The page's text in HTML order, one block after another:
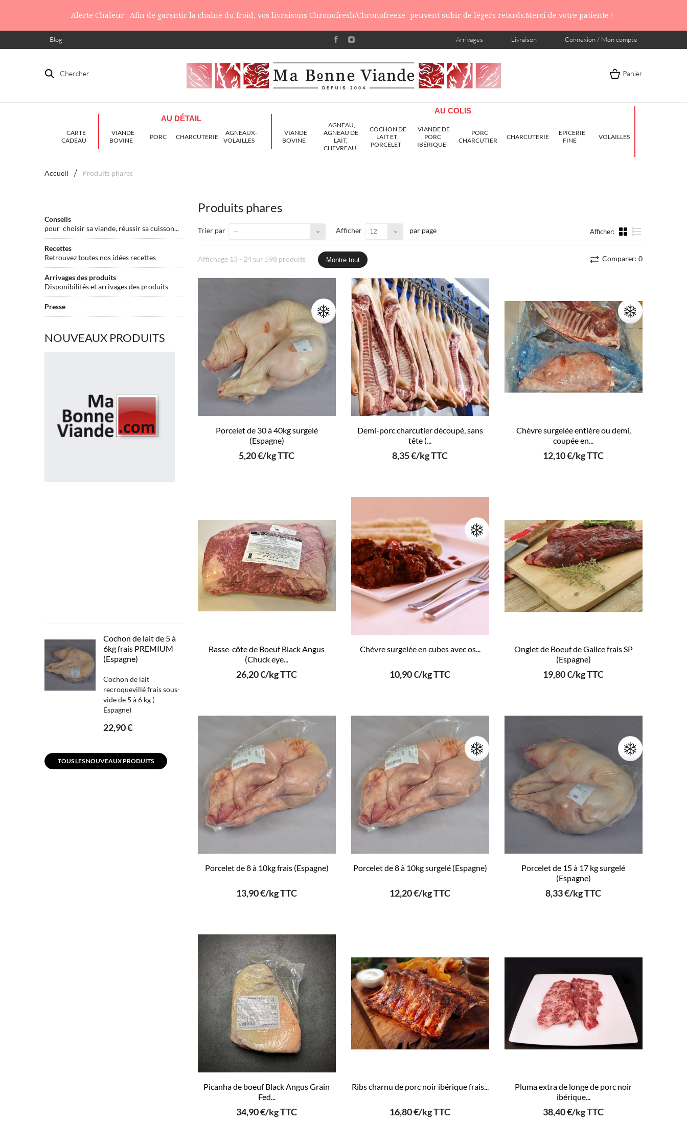
Alerte Chaleur : Afin de garantir la chaîne du froid, vos livraisons Chronofresh/Chronofreeze peuvent subir de légers retards.Merci de votre patiente !
Blog Connexion / Mon compte
Livraison
Arrivages
Chercher Panier
CARTE
CADEAU
AU DÉTAIL
VIANDE
BOVINE
PORC CHARCUTERIE
AGNEAUX-
VOLAILLES
AU COLIS
VIANDE
BOVINE
AGNEAU,
AGNEAU DE
LAIT,
CHEVREAU
COCHON DE
LAIT ET
PORCELET
VIANDE DE
PORC
IBÉRIQUE
PORC
CHARCUTIER
CHARCUTERIE
EPICERIE
FINE
VOLAILLES
Accueil Produits phares
Conseils
pour choisir sa viande, réussir sa cuisson...
Recettes
Retrouvez toutes nos idées recettes
Arrivages des produits
Disponibilités et arrivages des produits
Presse
NOUVEAUX PRODUITS
surgelé
55,90 €
Cochon de lait de 5 à
6kg frais PREMIUM
(Espagne)
Cochon de lait
recroquevillé frais sous-
vide de 5 à 6 kg (
Espagne)
22,90 €
TOUS LES NOUVEAUX PRODUITS
Produits phares
Afficher:
Trier par -- Afficher 12 par page
Comparer: 0
Affichage 13 - 24 sur 598 produits Montre tout
Porcelet de 30 à 40kg surgelé
(Espagne)
5,20 €/kg TTC
Demi-porc charcutier découpé, sans
tête (...
8,35 €/kg TTC
Chèvre surgelée entière ou demi,
coupée en...
12,10 €/kg TTC
Basse-côte de Boeuf Black Angus
(Chuck eye...
26,20 €/kg TTC
Chèvre surgelée en cubes avec os...
10,90 €/kg TTC
Onglet de Boeuf de Galice frais SP
(Espagne)
19,80 €/kg TTC
Porcelet de 8 à 10kg frais (Espagne)
13,90 €/kg TTC
Porcelet de 8 à 10kg surgelé (Espagne)
12,20 €/kg TTC
Porcelet de 15 à 17 kg surgelé
(Espagne)
8,33 €/kg TTC
Picanha de boeuf Black Angus Grain
Fed...
34,90 €/kg TTC
Ribs charnu de porc noir ibérique frais...
16,80 €/kg TTC
Pluma extra de longe de porc noir
ibérique...
38,40 €/kg TTC